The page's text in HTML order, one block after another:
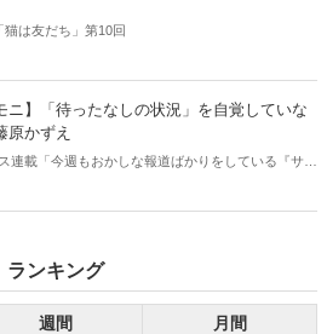
は友だち」第10回
ニ】「待ったなしの状況」を自覚していな
原かずえ
連載「今週もおかしな報道ばかりをしている『サン
ランキング
週間 月間